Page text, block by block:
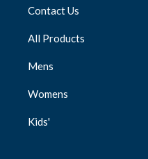
Contact Us
All Products
Mens
Womens
Kids'